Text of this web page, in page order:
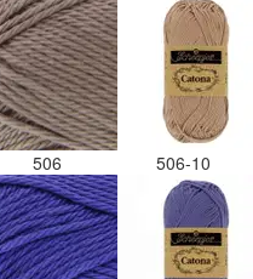
506 506-10